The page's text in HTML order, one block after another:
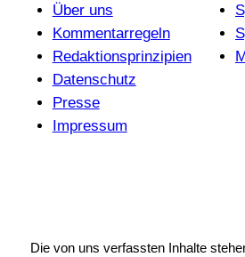
Über uns
Kommentarregeln
Redak­ti­ons­prin­zi­pien
Daten­schutz
Presse
Impressum
Die von uns verfassten Inhalte